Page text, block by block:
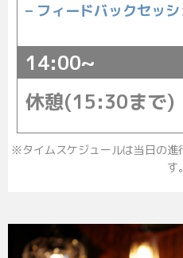
– フィードバックセッ
14:00~
休憩(15:30まで)
※タイムスケジュールは当日の進
す。